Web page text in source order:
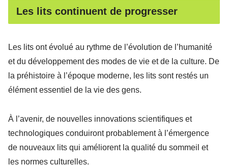
Les lits continuent de progresser
Les lits ont évolué au rythme de l’évolution de l’humanité
et du développement des modes de vie et de la culture. De
la préhistoire à l’époque moderne, les lits sont restés un
élément essentiel de la vie des gens.
À l’avenir, de nouvelles innovations scientifiques et
technologiques conduiront probablement à l’émergence
de nouveaux lits qui améliorent la qualité du sommeil et
les normes culturelles.